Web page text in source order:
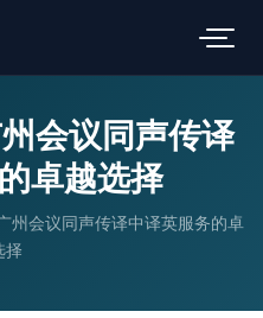
会议同声传译
卓越选择
州会议同声传译中译英服务的卓
择